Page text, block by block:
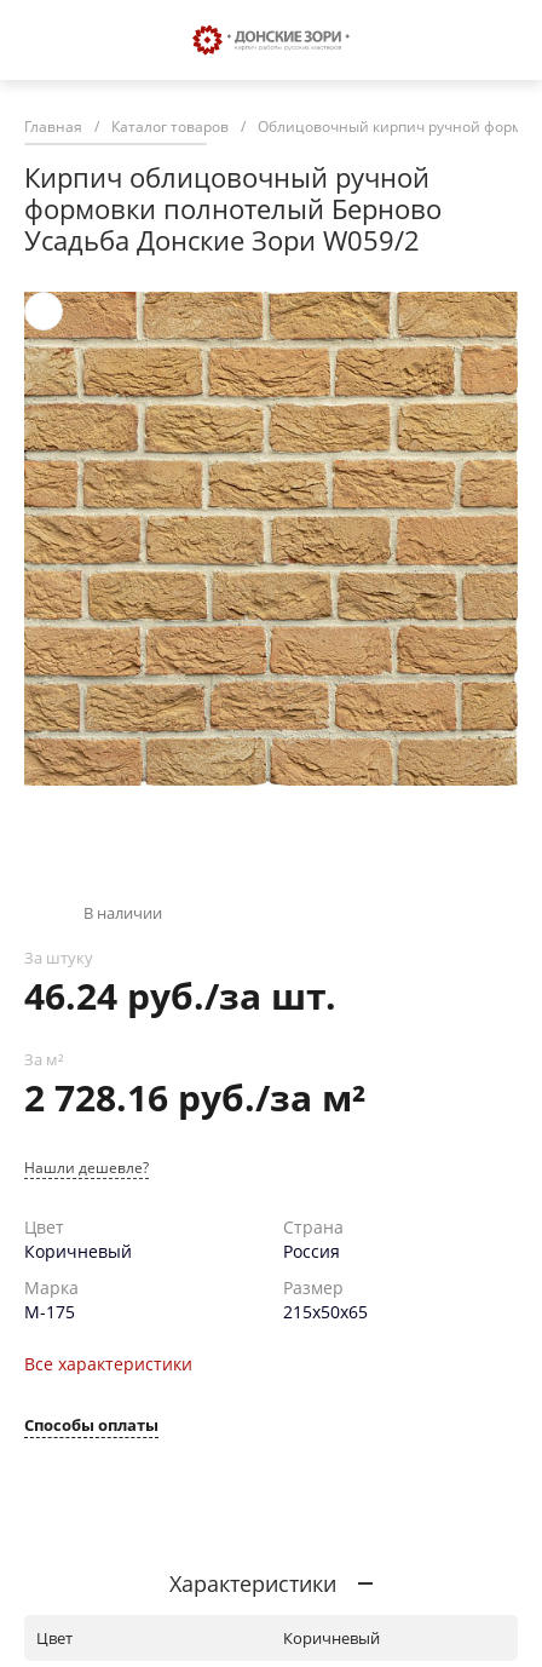
Главная / Каталог товаров / Облицовочный кирпич ручной
Кирпич облицовочный ручной
формовки полнотелый Берново
Усадьба Донские Зори W059/2
В наличии
За штуку
46.24 руб./за шт.
За м²
2 728.16 руб./за м²
Нашли дешевле?
Цвет
Коричневый
Страна
Россия
Марка
М-175
Размер
215х50х65
Все характеристики
Способы оплаты
Характеристики
Цвет Коричневый